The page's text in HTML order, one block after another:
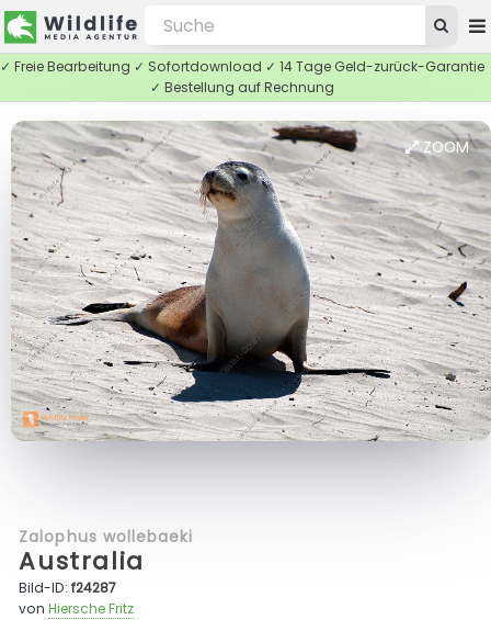
✓ Freie Bearbeitung ✓ Sofortdownload ✓ 14 Tage Geld-zurück-Garantie
✓ Bestellung auf Rechnung
ZOOM
Zalophus wollebaeki
Australia
Bild-ID:f24287
vonHiersche Fritz